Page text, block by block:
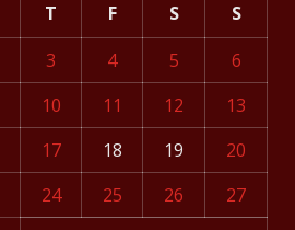
T F S
S
3 4 5
6
10 11 12
13
17 18 19
20
24 25 26
27